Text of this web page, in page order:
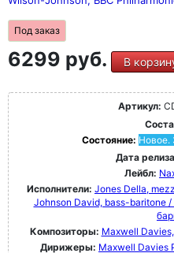
Под заказ
6299 руб. В
Артикул:
Состояние: Новое.
Дата
Лейбл:
Исполнители: Jones Della,
Johnson David, bass-baritone
Композиторы: Maxwell
Дирижеры: Maxwell Davies